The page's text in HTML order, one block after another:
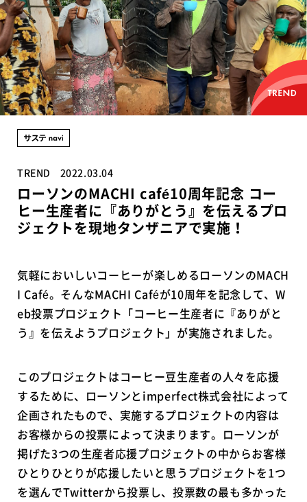
TREND 2022.03.04
ローソンのMACHI café10周年記念 コー
ヒー生産者に『ありがとう』を伝えるプロ
ジェクトを現地タンザニアで実施！
気軽においしいコーヒーが楽しめるローソンのMACH
I Café。そんなMACHI Caféが10周年を記念して、W
eb投票プロジェクト「コーヒー生産者に『ありがと
う』を伝えようプロジェクト」が実施されました。
このプロジェクトはコーヒー豆生産者の人々を応援
するために、ローソンとimperfect株式会社によって
企画されたもので、実施するプロジェクトの内容は
お客様からの投票によって決まります。ローソンが
掲げた3つの生産者応援プロジェクトの中からお客様
ひとりひとりが応援したいと思うプロジェクトを1つ
を選んでTwitterから投票し、投票数の最も多かった